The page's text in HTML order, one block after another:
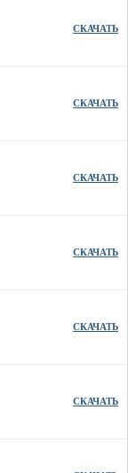
СКАЧАТЬ
СКАЧАТЬ
СКАЧАТЬ
СКАЧАТЬ
СКАЧАТЬ
СКАЧАТЬ